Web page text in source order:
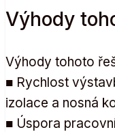
Výhody
Výhody tohoto
■ Rychlost
izolace a nosná
■ Úspora